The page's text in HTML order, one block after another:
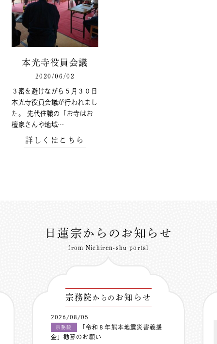
本光寺役員会議
2020/06/02
３密を避けながら５月３０日
本光寺役員会議が行われまし
た。 先代住職の「お寺はお
檀家さんや地域…
詳しくはこちら
日蓮宗からのお知らせ
from Nichiren-shu portal
宗務院 からの お知らせ
2026/08/05
宗務院
「令和８年熊本地震災害義援
金」勧募のお願い